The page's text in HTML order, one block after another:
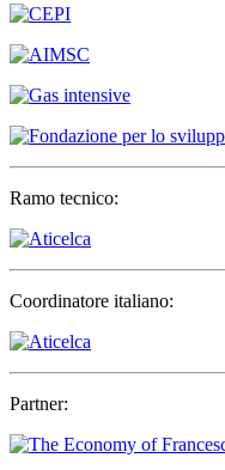
Ramo tecnico:
Coordinatore italiano:
Partner: